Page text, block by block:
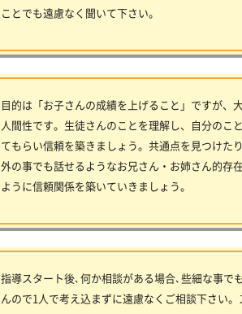
ことでも遠慮なく聞いて下さい。
目的は「お子さんの成績を上げること」ですが、
人間性です。生徒さんのことを理解し、自分のこ
てもらい信頼を築きましょう。共通点を見つけた
外の事でも話せるようなお兄さん・お姉さん的存
ように信頼関係を築いていきましょう。
指導スタート後､何か相談がある場合､些細な事で
んので1人で考え込まずに遠慮なくご相談下さい。